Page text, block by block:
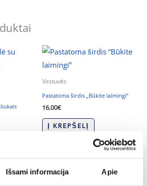
Išsami informacija Apie
Vestuvės
Pastatoma širdis „Būkite laimingi”
16.00€
Į KREPŠELĮ